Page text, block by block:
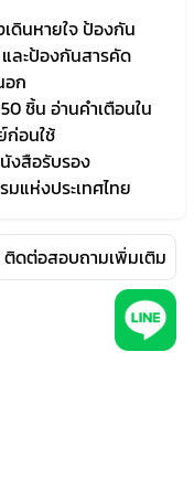
ดินหายใจ ป้องกัน
ละป้องกันสารคัด
อก
ชิ้น อ่านคำเตือนใน
ก่อนใช้
งสือรับรอง
แห่งประเทศไทย
ติดต่อสอบถามเพิ่มเติม